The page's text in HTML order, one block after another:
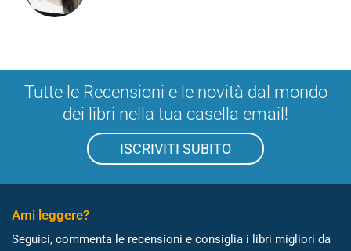
Tutte le Recensioni e le novità dal mondo
dei libri nella tua casella email!
ISCRIVITI SUBITO
Ami leggere?
Seguici, commenta le recensioni e consiglia i libri migliori da